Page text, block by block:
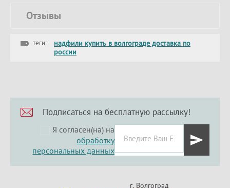
Отзывы
теги:
надфили купить в волгограде доставка по
россии
Подписаться на бесплатную рассылку!
Я согласен(на) на
обработку
персональных данных
г. Волгоград